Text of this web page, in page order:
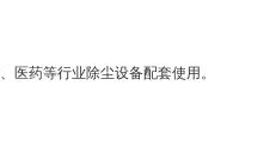
医药等行业除尘设备配套使用。